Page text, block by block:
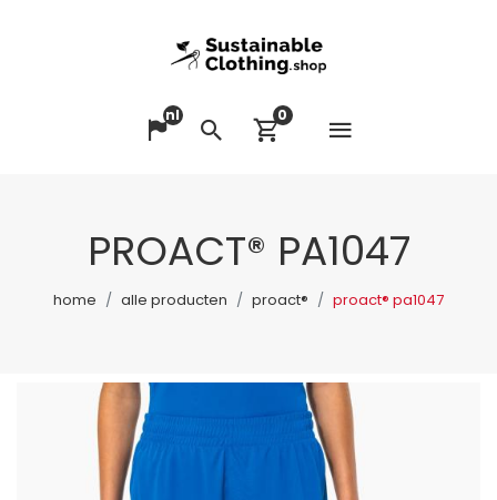
Taal veranderen
nl
ZoekenWinkelwagen
0
PROACT® PA1047
home alle producten proact® proact® pa1047